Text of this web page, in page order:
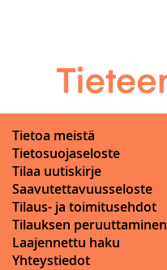
Tietoa meistä
Tietosuojaseloste
Tilaa uutiskirje
Saavutettavuusseloste
Tilaus- ja toimitusehdot
Tilauksen peruuttaminen
Laajennettu haku
Yhteystiedot